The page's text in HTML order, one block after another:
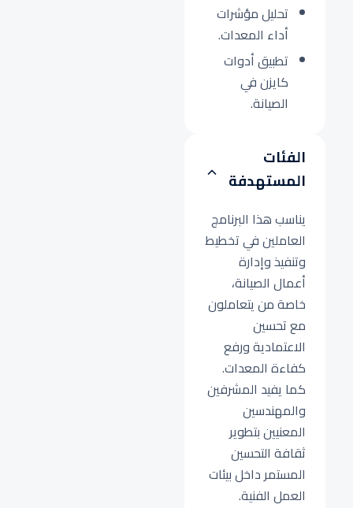
تحليل مؤشرات
أداء المعدات.
تطبيق أدوات
كايزن في
الصيانة.
الفئات
المستهدفة
يناسب هذا البرنامج
العاملين في تخطيط
وتنفيذ وإدارة
أعمال الصيانة،
خاصة من يتعاملون
مع تحسين
الاعتمادية ورفع
كفاءة المعدات.
كما يفيد المشرفين
والمهندسين
المعنيين بتطوير
ثقافة التحسين
المستمر داخل بيئات
العمل الفنية.